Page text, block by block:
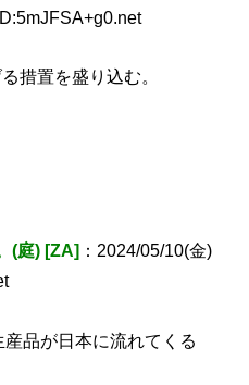
措置を盛り込む。
(庭) [ZA] ：2024/05/10(金)
品が日本に流れてくる